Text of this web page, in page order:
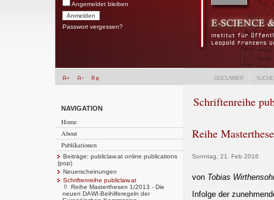
Angemeldet bleiben
Passwort vergessen?
DISCLAIMER SUCHE
NAVIGATION
Home
About
Publikationen
Beiträge: publiclaw.at online publications
(pop)
Neuerscheinungen
Schriftenreihe publiclaw.at
Reihe Masterthesen 1/2013 - Die
neuen DAWI-Beihilferegeln der
Schriftenreihe
Reihe
Sonntag, 21. Feb 2016
von Tobias
Infolge der